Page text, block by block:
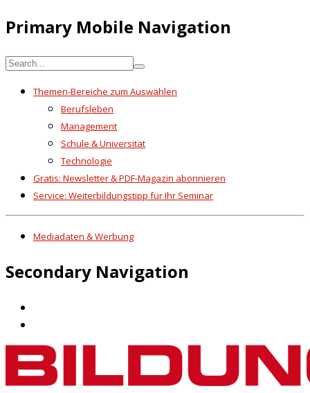
Primary Mobile Navigation
Themen-Bereiche zum Auswählen
Berufsleben
Management
Schule & Universität
Technologie
Gratis: Newsletter & PDF-Magazin abonnieren
Service: Weiterbildungstipp für Ihr Seminar
Mediadaten & Werbung
Secondary Navigation